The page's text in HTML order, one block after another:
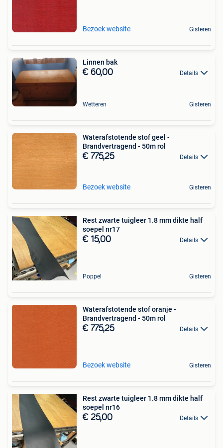
Bezoek website Gisteren
Linnen bak
€ 60,00 Details
Wetteren Gisteren
Waterafstotende stof geel -
Brandvertragend - 50m rol
€ 775,25 Details
Bezoek website Gisteren
Rest zwarte tuigleer 1.8 mm dikte half
soepel nr17
€ 15,00 Details
Poppel Gisteren
Waterafstotende stof oranje -
Brandvertragend - 50m rol
€ 775,25 Details
Bezoek website Gisteren
Rest zwarte tuigleer 1.8 mm dikte half
soepel nr16
€ 25,00 Details